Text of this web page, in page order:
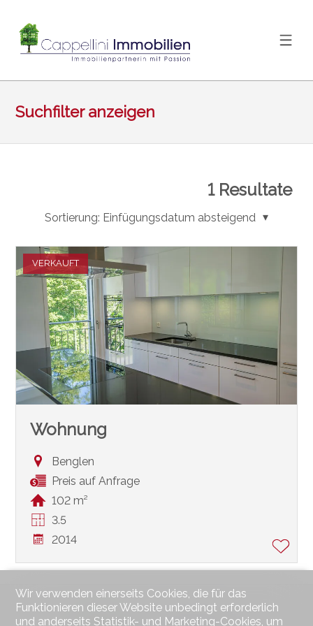
Suchfilter anzeigen
1Resultate
Sortierung: Einfügungsdatum absteigend
VERKAUFT
Wohnung
Benglen
Preis auf Anfrage
102 m²
3.5
2014
Wir verwenden einerseits Cookies, die für das
Funktionieren dieser Website unbedingt erforderlich
und anderseits Statistik- und Marketing-Cookies, um